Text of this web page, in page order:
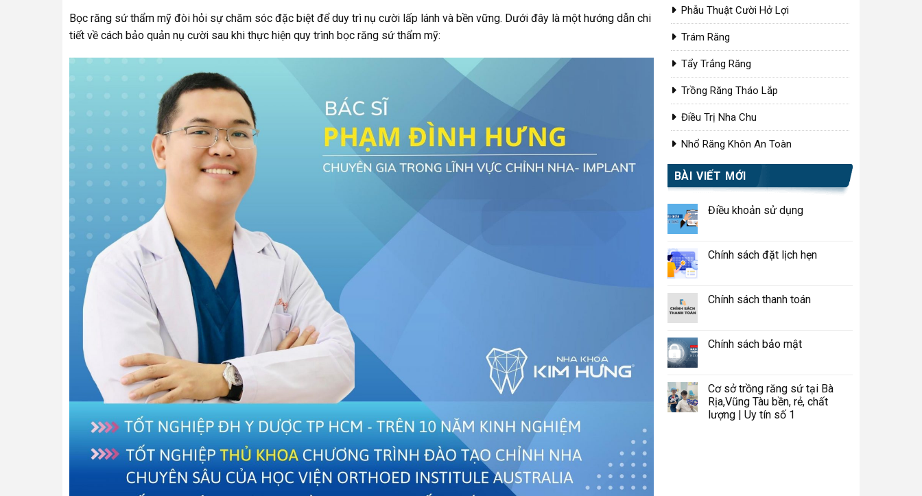
Bọc răng sứ thẩm mỹ đòi hỏi sự chăm sóc đặc biệt để duy trì nụ cười lấp lánh và bền vững. Dưới đây là một hướng dẫn chi
tiết về cách bảo quản nụ cười sau khi thực hiện quy trình bọc răng sứ thẩm mỹ:
Phẫu Thuật Cười Hở Lợi
Trám Răng
Tẩy Trắng Răng
Trồng Răng Tháo Lắp
Điều Trị Nha Chu
Nhổ Răng Khôn An Toàn
BÀI VIẾT MỚI
Điều khoản sử dụng
Chính sách đặt lịch hẹn
Chính sách thanh toán
Chính sách bảo mật
Cơ sở trồng răng sứ tại Bà
Rịa,Vũng Tàu bền, rẻ, chất
lượng | Uy tín số 1